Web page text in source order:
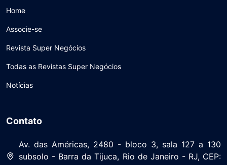
Home
Associe-se
Revista Super Negócios
Todas as Revistas Super Negócios
Notícias
Contato
Av. das Américas, 2480 - bloco 3, sala 127 a 130
subsolo - Barra da Tijuca, Rio de Janeiro - RJ, CEP: